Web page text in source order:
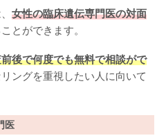
女性の臨床遺伝専門医の対面
とができます。
後で何度でも無料で相談がで
ングを重視したい人に向いて
医